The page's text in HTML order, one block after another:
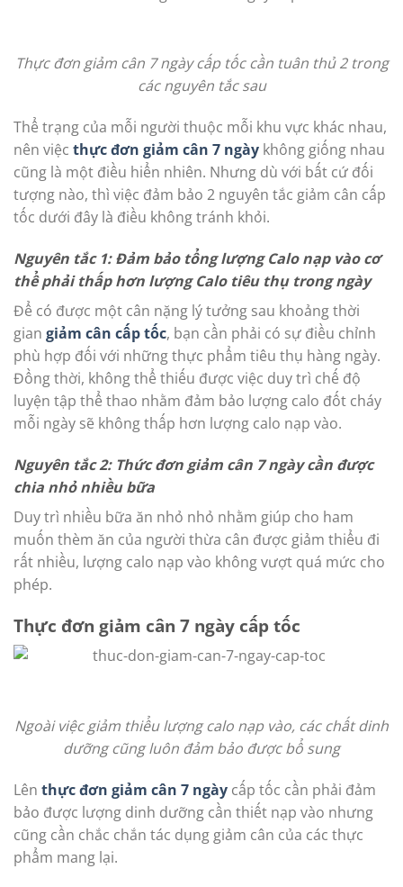
Thực đơn giảm cân 7 ngày cấp tốc cần tuân thủ 2 trong
các nguyên tắc sau
Thể trạng của mỗi người thuộc mỗi khu vực khác nhau,
nên việc thực đơn giảm cân 7 ngày không giống nhau
cũng là một điều hiển nhiên. Nhưng dù với bất cứ đối
tượng nào, thì việc đảm bảo 2 nguyên tắc giảm cân cấp
tốc dưới đây là điều không tránh khỏi.
Nguyên tắc 1: Đảm bảo tổng lượng Calo nạp vào cơ
thể phải thấp hơn lượng Calo tiêu thụ trong ngày
Để có được một cân nặng lý tưởng sau khoảng thời
gian giảm cân cấp tốc, bạn cần phải có sự điều chỉnh
phù hợp đối với những thực phẩm tiêu thụ hàng ngày.
Đồng thời, không thể thiếu được việc duy trì chế độ
luyện tập thể thao nhằm đảm bảo lượng calo đốt cháy
mỗi ngày sẽ không thấp hơn lượng calo nạp vào.
Nguyên tắc 2: Thức đơn giảm cân 7 ngày cần được
chia nhỏ nhiều bữa
Duy trì nhiều bữa ăn nhỏ nhỏ nhằm giúp cho ham
muốn thèm ăn của người thừa cân được giảm thiểu đi
rất nhiều, lượng calo nạp vào không vượt quá mức cho
phép.
Thực đơn giảm cân 7 ngày cấp tốc
Ngoài việc giảm thiểu lượng calo nạp vào, các chất dinh
dưỡng cũng luôn đảm bảo được bổ sung
Lên thực đơn giảm cân 7 ngày cấp tốc cần phải đảm
bảo được lượng dinh dưỡng cần thiết nạp vào nhưng
cũng cần chắc chắn tác dụng giảm cân của các thực
phẩm mang lại.